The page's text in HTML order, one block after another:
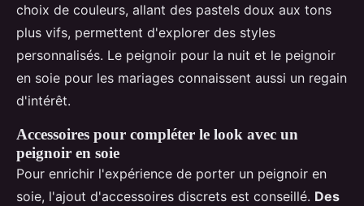
choix de couleurs, allant des pastels doux aux tons
plus vifs, permettent d'explorer des styles
personnalisés. Le peignoir pour la nuit et le peignoir
en soie pour les mariages connaissent aussi un regain
d'intérêt.
Accessoires pour compléter le look avec un
peignoir en soie
Pour enrichir l'expérience de porter un peignoir en
soie, l'ajout d'accessoires discrets est conseillé. Des